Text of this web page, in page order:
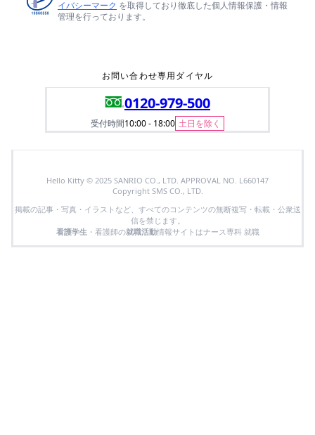
イバシーマーク を取得しており徹底した個人情報保護・情報
管理を行っております。
お問い合わせ専用ダイヤル
0120-979-500
受付時間10:00 - 18:00 土日を除く
Hello Kitty © 2025 SANRIO CO., LTD. APPROVAL NO. L660147
Copyright SMS CO., LTD.
掲載の記事・写真・イラストなど、すべてのコンテンツの無断複写・転載・公衆送
信を禁じます。
看護学生・看護師の就職活動情報サイトはナース専科 就職